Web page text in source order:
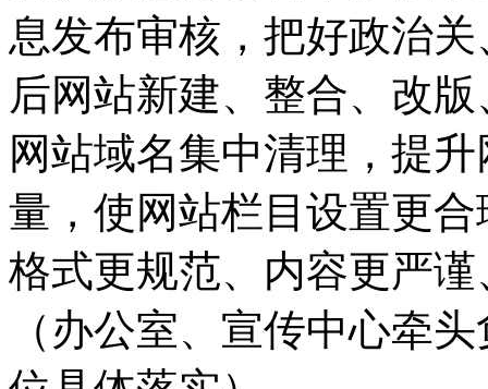
息发布审核，把好政治
后网站新建、整合、改
网站域名集中清理，提
量，使网站栏目设置更
格式更规范、内容更严
（办公室、宣传中心牵